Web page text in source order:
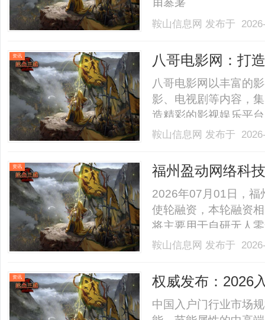
用参考。......
鞍山信息网 发布于
资讯 八哥电影网：打
八哥电影网以丰富的
影、电视剧等内容，
造精彩的影视娱乐平
鞍山信息网 发布于
资讯
福州盈动网络科
速智慧便民新零
2026年07月01日，福
使轮融资，本轮融资
将主要用于自研无人
旗下盈动优客无人便
务短板。福州盈动网
鞍山信息网 发布于
资讯
权威发布：2026
品牌
中国入户门行业市场